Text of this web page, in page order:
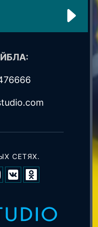
СЕТЯХ.